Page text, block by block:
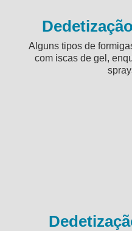
Alguns tipos de
com iscas de gel,